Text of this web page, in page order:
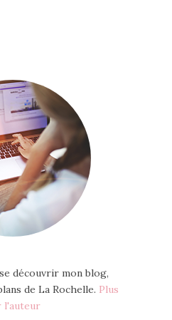
découvrir mon blog,
de La Rochelle. Plus
l'auteur